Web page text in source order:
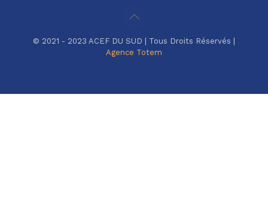
© 2021 - 2023 ACEF DU SUD | Tous Droits Réservés |
Agence Totem